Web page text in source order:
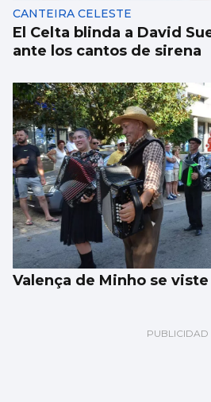
CANTEIRA CELESTE
El Celta blinda a David
ante los cantos de sirena
Valença de Minho se